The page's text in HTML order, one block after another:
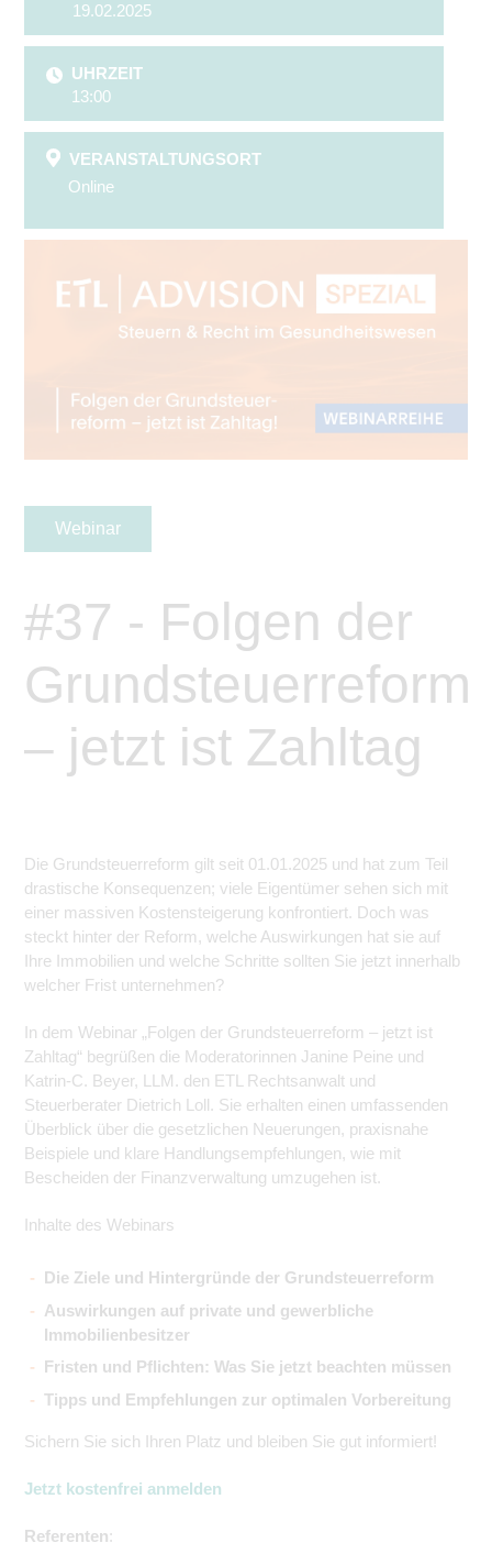
19.02.2025
UHRZEIT
13:00
VERANSTALTUNGSORT
Online
Webinar
#37 - Folgen der
Grundsteuerreform
– jetzt ist Zahltag
Die Grundsteuerreform gilt seit 01.01.2025 und hat zum Teil
drastische Konsequenzen; viele Eigentümer sehen sich mit
einer massiven Kostensteigerung konfrontiert. Doch was
steckt hinter der Reform, welche Auswirkungen hat sie auf
Ihre Immobilien und welche Schritte sollten Sie jetzt innerhalb
welcher Frist unternehmen?
In dem Webinar „Folgen der Grundsteuerreform – jetzt ist
Zahltag“ begrüßen die Moderatorinnen Janine Peine und
Katrin-C. Beyer, LLM. den ETL Rechtsanwalt und
Steuerberater Dietrich Loll. Sie erhalten einen umfassenden
Überblick über die gesetzlichen Neuerungen, praxisnahe
Beispiele und klare Handlungsempfehlungen, wie mit
Bescheiden der Finanzverwaltung umzugehen ist.
Inhalte des Webinars
Die Ziele und Hintergründe der Grundsteuerreform
Auswirkungen auf private und gewerbliche
Immobilienbesitzer
Fristen und Pflichten: Was Sie jetzt beachten müssen
Tipps und Empfehlungen zur optimalen Vorbereitung
Sichern Sie sich Ihren Platz und bleiben Sie gut informiert!
Jetzt kostenfrei anmelden
Referenten: